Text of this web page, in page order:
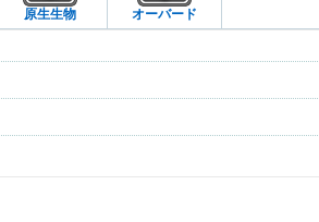
原生生物 オーバード